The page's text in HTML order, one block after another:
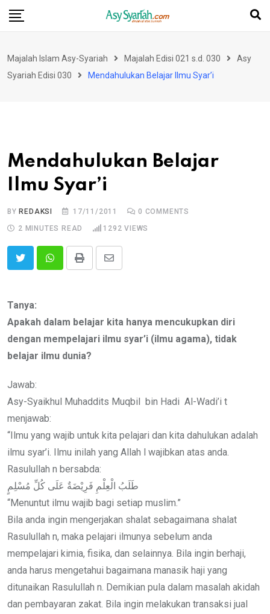
Skip
Majalah Islam Asy-Syariah Majalah Edisi 021 s.d. 030
Asy
Syariah Edisi 030
Mendahulukan Belajar Ilmu Syar’i
Mendahulukan Belajar
Ilmu Syar’i
BYREDAKSI 17/11/2011 0 COMMENTS
2 MINUTES READ
1292 VIEWS
Print
Share
Tanya:
Apakah dalam belajar kita hanya mencukupkan diri
dengan mempelajari ilmu syar’i (ilmu agama), tidak
belajar ilmu dunia?
Jawab:
Asy-Syaikhul Muhaddits Muqbil bin Hadi Al-Wadi’i t
menjawab:
“Ilmu yang wajib untuk kita pelajari dan kita dahulukan adalah
ilmu syar’i. Ilmu inilah yang Allah l wajibkan atas anda.
Rasulullah n bersabda:
طَلَبُ الْعِلْمِ فَرِيْضَةٌ عَلَى كُلِّ مُسْلِمٍ
“Menuntut ilmu wajib bagi setiap muslim.”
Bila anda ingin mengerjakan shalat sebagaimana shalat
Rasulullah n, maka pelajari ilmunya sebelum anda
mempelajari kimia, fisika, dan selainnya. Bila ingin berhaji,
anda harus mengetahui bagaimana manasik haji yang
ditunaikan Rasulullah n. Demikian pula dalam masalah akidah
dan pembayaran zakat. Bila ingin melakukan transaksi jual